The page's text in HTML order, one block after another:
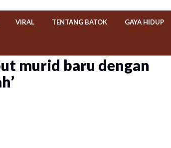
VIRAL TENTANG BATOK GAYA HIDUP
murid baru dengan